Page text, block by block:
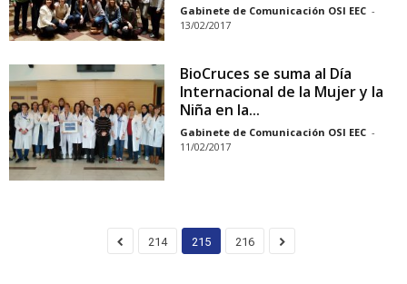
Gabinete de Comunicación OSI EEC -
13/02/2017
BioCruces se suma al Día
Internacional de la Mujer y la
Niña en la...
Gabinete de Comunicación OSI EEC -
11/02/2017
214 215 216